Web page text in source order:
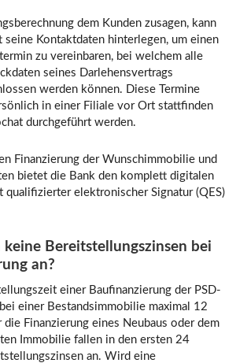
dem Kunden zusagen, kann
seine Kontaktdaten hinterlegen, um einen
zu vereinbaren, bei welchem alle
seines Darlehensvertrags
werden können. Diese Termine
in einer Filiale vor Ort stattfinden
durchgeführt werden.
Finanzierung der Wunschimmobilie und
bietet die Bank den komplett digitalen
qualifizierter elektronischer Signatur (QES)
Bereitstellungszinsen bei
an?
einer Baufinanzierung der PSD-
einer Bestandsimmobilie maximal 12
die Finanzierung eines Neubaus oder dem
Immobilie fallen in den ersten 24
an. Wird eine